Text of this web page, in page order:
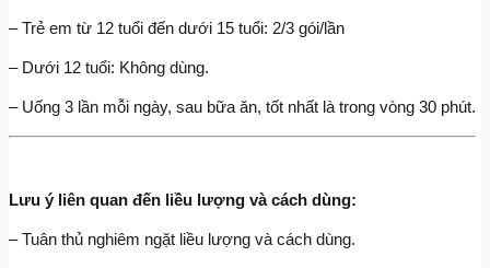
– Trẻ em từ 12 tuổi đến dưới 15 tuổi: 2/3 gói/lần
– Dưới 12 tuổi: Không dùng.
– Uống 3 lần mỗi ngày, sau bữa ăn, tốt nhất là trong vòng 30 phút.
Lưu ý liên quan đến liều lượng và cách dùng:
– Tuân thủ nghiêm ngặt liều lượng và cách dùng.